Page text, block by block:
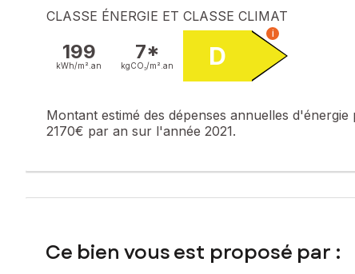
Double vitrage
Isolation des combles et des murs périphériques
Électricité refaite à neuf
Toiture entièrement révisée
Les informations sur les risques auxquels ce bien est
Prix de vente : 215 000 €
CLASSE ÉNERGIE ET CLASSE CLIMAT
199
kWh/m². an
7*
kgCO₂/m². an D
i
Montant estimé des dépenses annuelles
2170€ par an sur l'année 2021.
Ce bien vous est proposé par :